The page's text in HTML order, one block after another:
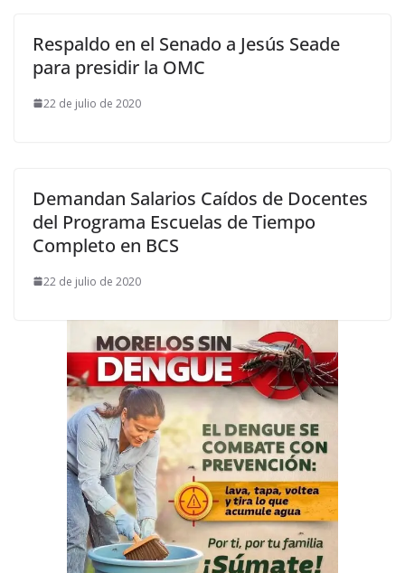
Respaldo en el Senado a Jesús Seade
para presidir la OMC
22 de julio de 2020
Demandan Salarios Caídos de Docentes
del Programa Escuelas de Tiempo
Completo en BCS
22 de julio de 2020